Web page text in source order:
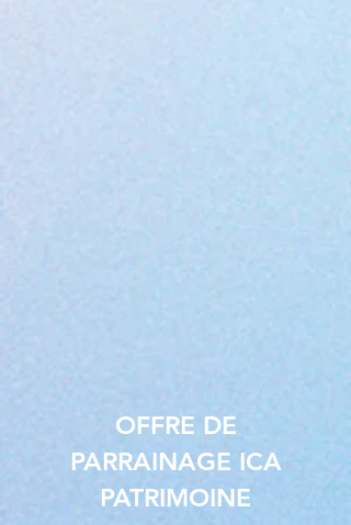
OFFRE DE
PARRAINAGE ICA
PATRIMOINE